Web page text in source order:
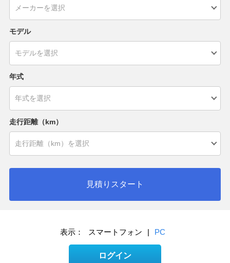
モデル
年式
走行距離（km）
見積りスタート
表示： スマートフォン | PC
ログイン